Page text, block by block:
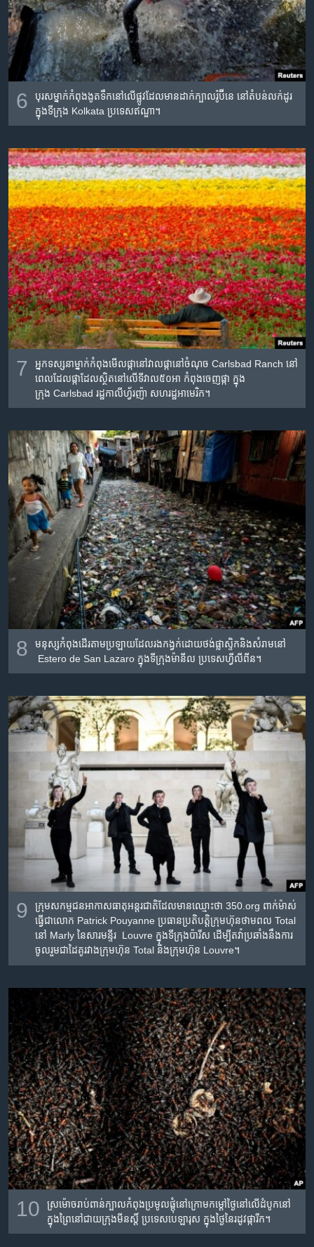
6
បុរស​ម្នាក់​កំពុង​ងូត​ទឹក​នៅ​លើ​ផ្លូវ​ដែល​មាន​ដាក់​ក្បាល​រ៉ូប៊ីនេ នៅ​តំបន់​លក់​ដូរ​
ក្នុង​ទីក្រុង Kolkata ប្រទេស​ឥណ្ឌា។
7
អ្នក​ទស្សនា​ម្នាក់​កំពុង​មើល​ផ្កា​នៅ​វាល​ផ្កា​នៅចំណុច Carlsbad Ranch នៅ​
ពេល​ដែល​ផ្កា​ដែល​ស្ថិត​នៅ​លើ​ទីវាល​៥០​អា កំពុង​ចេញ​ផ្កា ក្នុង​
ក្រុង Carlsbad រដ្ឋ​កាលីហ្វ័រញ៉ា សហរដ្ឋ​អាមេរិក។
8
មនុស្ស​កំពុង​ដើរ​តាម​ប្រឡាយ​ដែល​រងកង្វក់​ដោយ​ថង់​ផ្លាស្ទិក​និង​សំរាម​នៅ​​
Estero de San Lazaro ក្នុង​ទីក្រុង​ម៉ានីល ប្រទេស​ហ្វីលីពីន។
9
ក្រុម​សកម្មជន​អាកាស​ធាតុ​អន្តរជាតិ​ដែល​មាន​ឈ្មោះ​ថា 350.org ពាក់​ម៉ាស់​
ធ្វើ​ជា​លោក Patrick Pouyanne ប្រធាន​ប្រតិបត្តិ​ក្រុមហ៊ុន​ថាមពល​ Total
នៅ​ Marly នៃ​សារមន្ទីរ Louvre ក្នុង​ទីក្រុង​ប៉ារីស ដើម្បី​តវ៉ា​ប្រឆាំង​នឹង​ការ​
ចូល​រួម​ជា​ដៃ​គូរវាង​ក្រុមហ៊ុន Total និង​ក្រុមហ៊ុន​ Louvre។
10
ស្រម៉ោច​រាប់​ពាន់​ក្បាល​កំពុង​ប្រមូល​ផ្ដុំ​នៅក្រោម​កម្ដៅ​ថ្ងៃ​នៅ​លើ​ដំបូក​នៅ​
ក្នុង​ព្រៃ​នៅ​ជាយ​ក្រុងមីនស្តិ៍ ប្រទេស​បេឡារុស ក្នុង​ថ្ងៃ​នៃ​រដូវ​ផ្ការីក។